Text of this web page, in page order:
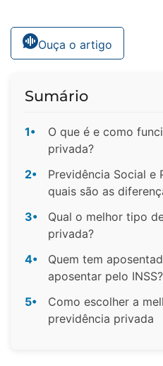
Ouça o artigo
Sumário
1•
O que é e como
privada?
2•
Previdência Social e
quais são as
3•
Qual o melhor tipo
privada?
4•
Quem tem
aposentar pelo INSS?
5•
Como escolher a
previdência privada